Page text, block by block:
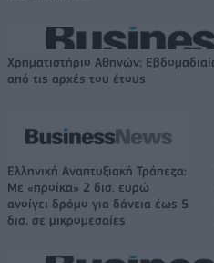
Χρηματιστήριο Αθηνών:
από τις αρχές του έτους
Ελληνική Αναπτυξιακή Τράπεζα:
Με «προίκα» 2 δισ. ευρώ
ανοίγει δρόμο για δάνεια έως 5
δισ. σε μικρομεσαίες